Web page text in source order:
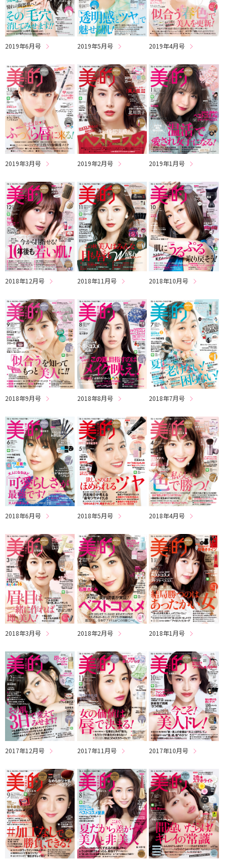
2019年6月号 2019年5月号 2019年4月号
2019年3月号 2019年2月号 2019年1月号
2018年12月号 2018年11月号 2018年10月号
2018年9月号 2018年8月号 2018年7月号
2018年6月号 2018年5月号 2018年4月号
2018年3月号 2018年2月号 2018年1月号
2017年12月号 2017年11月号 2017年10月号